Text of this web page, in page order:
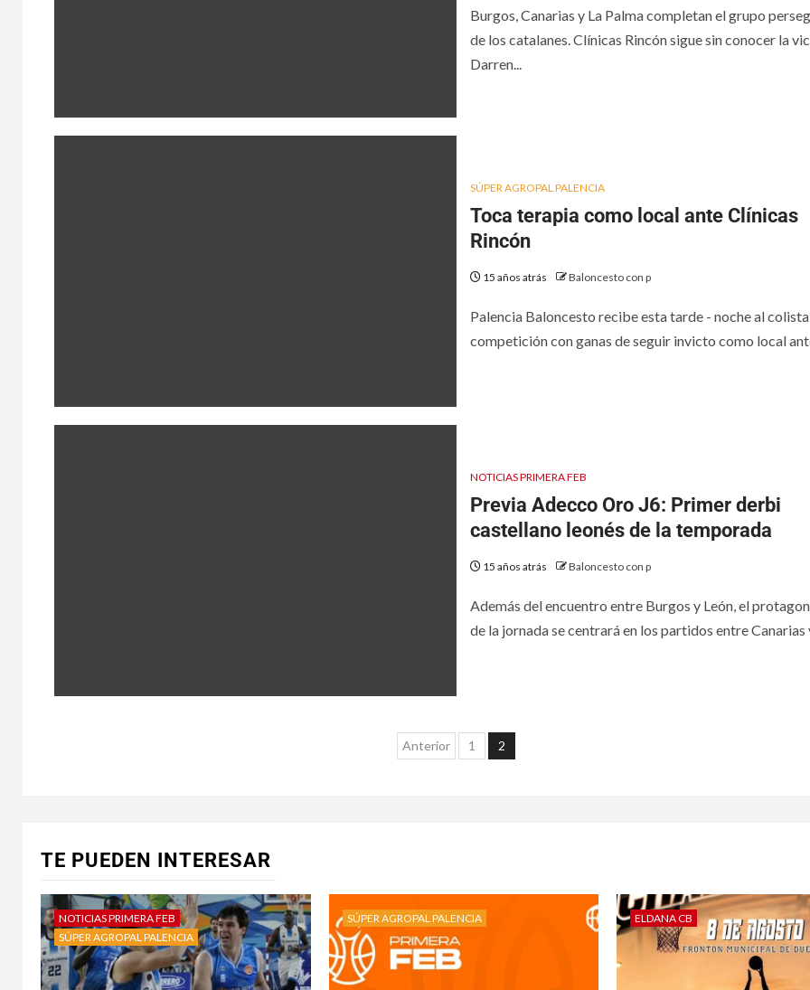
Burgos, Canarias y La Palma completan el grupo
de los catalanes. Clínicas Rincón sigue sin conocer la
Darren...
SÚPER AGROPAL PALENCIA
Toca terapia como local ante Clínicas
Rincón
15 años atrás Baloncesto con p
Palencia Baloncesto recibe esta tarde - noche al
competición con ganas de seguir invicto como local
NOTICIAS PRIMERA FEB
Previa Adecco Oro J6: Primer derbi
castellano leonés de la temporada
15 años atrás Baloncesto con p
Además del encuentro entre Burgos y León, el
de la jornada se centrará en los partidos entre Canarias
Anterior 1 2
TE PUEDEN INTERESAR
NOTICIAS PRIMERA FEB
SÚPER AGROPAL PALENCIA
SÚPER AGROPAL PALENCIA ELDANA CB